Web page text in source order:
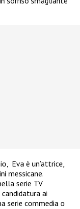
Eva è un’attrice,
messicane.
serie TV
ai
serie commedia o